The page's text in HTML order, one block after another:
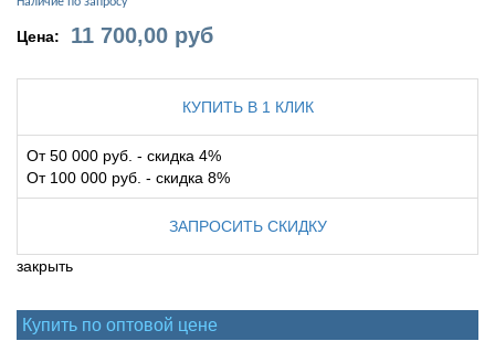
Цена: 11 700,00 руб
КУПИТЬ В 1 КЛИК
От 50 000 руб. - скидка 4%
От 100 000 руб. - скидка 8%
ЗАПРОСИТЬ СКИДКУ
закрыть
Купить по оптовой цене